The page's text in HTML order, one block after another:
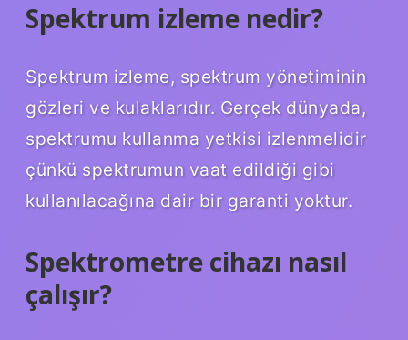
Spektrum izleme nedir?
Spektrum izleme, spektrum yönetiminin
gözleri ve kulaklarıdır. Gerçek dünyada,
spektrumu kullanma yetkisi izlenmelidir
çünkü spektrumun vaat edildiği gibi
kullanılacağına dair bir garanti yoktur.
Spektrometre cihazı nasıl
çalışır?